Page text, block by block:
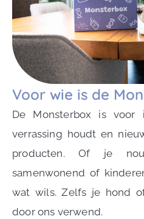
Voor wie is de
De Monsterbox is voor
verrassing houdt en
producten. Of je
samenwonend of
wat wils. Zelfs je hond
door ons verwend.